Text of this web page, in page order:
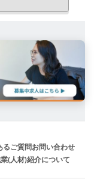
るご質問お問い合わせ
(人材)紹介について